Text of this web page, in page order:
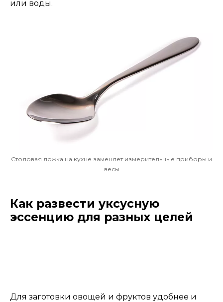
или воды.
Столовая ложка на кухне заменяет измерительные приборы и
весы
Как развести уксусную
эссенцию для разных целей
Для заготовки овощей и фруктов удобнее и